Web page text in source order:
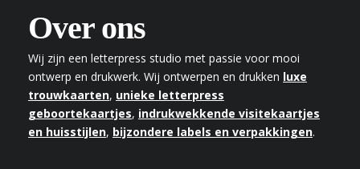
Over ons
Wij zijn een letterpress studio met passie voor mooi
ontwerp en drukwerk. Wij ontwerpen en drukken luxe
trouwkaarten, unieke letterpress
geboortekaartjes, indrukwekkende visitekaartjes
en huisstijlen, bijzondere labels en verpakkingen.